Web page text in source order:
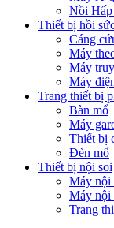
Nồi
Thiết bị hồi
Cáng
Máy
Máy
Máy
Trang thiết bị
Bàn mổ
Máy
Thiết bị
Đèn mổ
Thiết bị nội soi
Máy nội
Máy nội
Trang